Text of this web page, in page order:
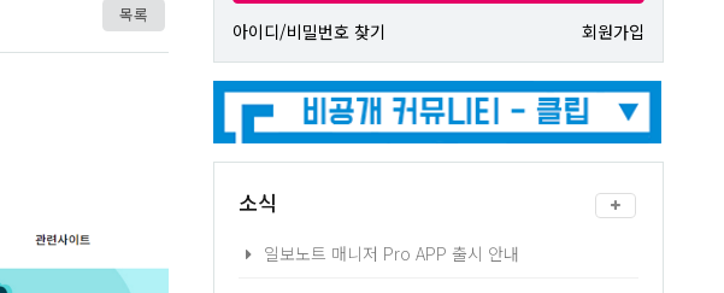
목록
아이디/비밀번호 찾기 회원가입
소식
일보노트 매니저 Pro APP 출시 안내